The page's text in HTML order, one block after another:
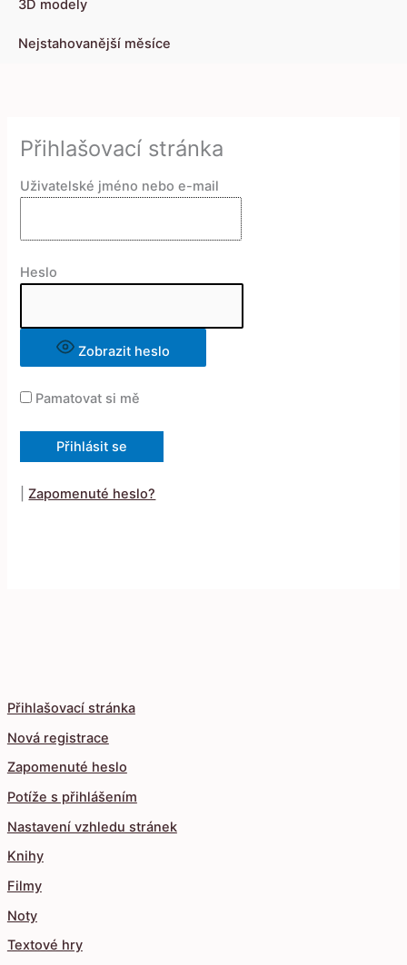
3D modely
Nejstahovanější měsíce
Přihlašovací stránka
Nová registrace
Zapomenuté heslo
Potíže s přihlášením
Nastavení vzhledu stránek
Knihy
Filmy
Noty
Textové hry
Přihlašovací stránka
Uživatelské jméno nebo e-mail
Heslo
Zobrazit heslo
Pamatovat si mě
|Zapomenuté heslo?